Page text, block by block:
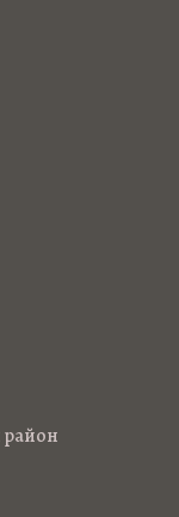
район